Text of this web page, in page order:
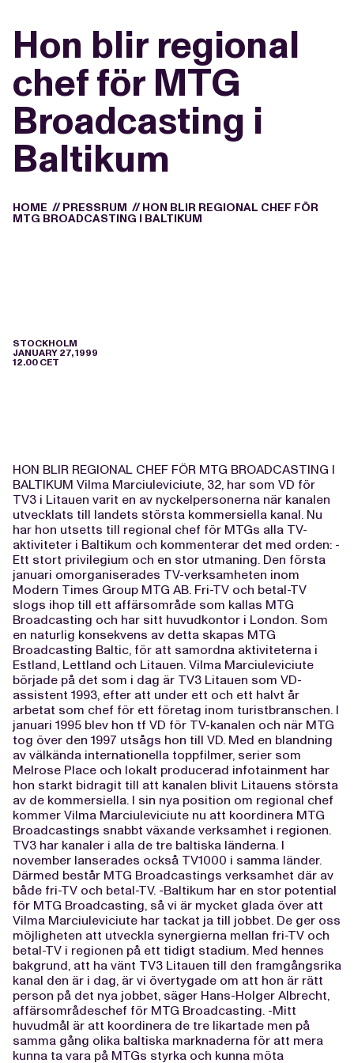
Hon blir regional
chef för MTG
Broadcasting i
Baltikum
HOME // PRESSRUM // HON BLIR REGIONAL CHEF FÖR
MTG BROADCASTING I BALTIKUM
STOCKHOLM
JANUARY 27, 1999
12.00 CET
HON BLIR REGIONAL CHEF FÖR MTG BROADCASTING I
BALTIKUM Vilma Marciuleviciute, 32, har som VD för
TV3 i Litauen varit en av nyckelpersonerna när kanalen
utvecklats till landets största kommersiella kanal. Nu
har hon utsetts till regional chef för MTGs alla TV-
aktiviteter i Baltikum och kommenterar det med orden: -
Ett stort privilegium och en stor utmaning. Den första
januari omorganiserades TV-verksamheten inom
Modern Times Group MTG AB. Fri-TV och betal-TV
slogs ihop till ett affärsområde som kallas MTG
Broadcasting och har sitt huvudkontor i London. Som
en naturlig konsekvens av detta skapas MTG
Broadcasting Baltic, för att samordna aktiviteterna i
Estland, Lettland och Litauen. Vilma Marciuleviciute
började på det som i dag är TV3 Litauen som VD-
assistent 1993, efter att under ett och ett halvt år
arbetat som chef för ett företag inom turistbranschen. I
januari 1995 blev hon tf VD för TV-kanalen och när MTG
tog över den 1997 utsågs hon till VD. Med en blandning
av välkända internationella toppfilmer, serier som
Melrose Place och lokalt producerad infotainment har
hon starkt bidragit till att kanalen blivit Litauens största
av de kommersiella. I sin nya position om regional chef
kommer Vilma Marciuleviciute nu att koordinera MTG
Broadcastings snabbt växande verksamhet i regionen.
TV3 har kanaler i alla de tre baltiska länderna. I
november lanserades också TV1000 i samma länder.
Därmed består MTG Broadcastings verksamhet där av
både fri-TV och betal-TV. -Baltikum har en stor potential
för MTG Broadcasting, så vi är mycket glada över att
Vilma Marciuleviciute har tackat ja till jobbet. De ger oss
möjligheten att utveckla synergierna mellan fri-TV och
betal-TV i regionen på ett tidigt stadium. Med hennes
bakgrund, att ha vänt TV3 Litauen till den framgångsrika
kanal den är i dag, är vi övertygade om att hon är rätt
person på det nya jobbet, säger Hans-Holger Albrecht,
affärsområdeschef för MTG Broadcasting. -Mitt
huvudmål är att koordinera de tre likartade men på
samma gång olika baltiska marknaderna för att mera
kunna ta vara på MTGs styrka och kunna möta